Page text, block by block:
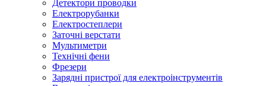
Детектори проводки
Електрорубанки
Електростеплери
Заточні верстати
Мультиметри
Технічні фени
Фрезери
Зарядні пристрої для електроінструментів